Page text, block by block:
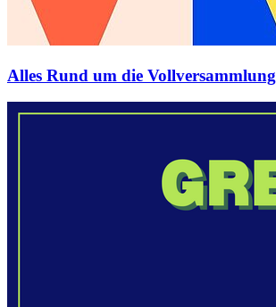
Alles Rund um die Vollversammlung